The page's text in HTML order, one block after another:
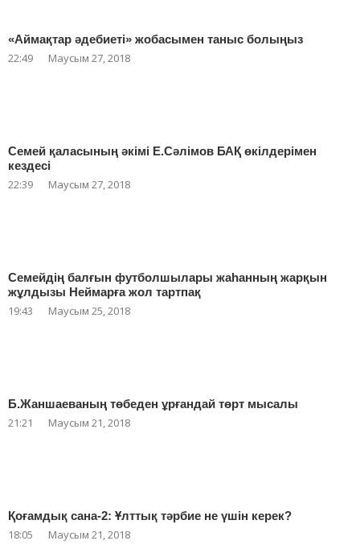
«Аймақтар әдебиеті» жобасымен таныс болыңыз
22:49 Маусым 27, 2018
Семей қаласының әкімі Е.Сәлімов БАҚ өкілдерімен
кездесі
22:39 Маусым 27, 2018
Семейдің балғын футболшылары жаһанның жарқын
жұлдызы Неймарға жол тартпақ
19:43 Маусым 25, 2018
Б.Жаншаеваның төбеден ұрғандай төрт мысалы
21:21 Маусым 21, 2018
Қоғамдық сана-2: Ұлттық тәрбие не үшін керек?
18:05 Маусым 21, 2018